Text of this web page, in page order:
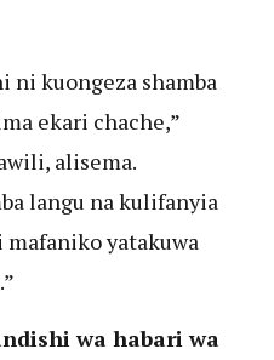
ni kuongeza shamba
ekari chache,”
alisema.
langu na kulifanyia
yatakuwa
wa habari wa